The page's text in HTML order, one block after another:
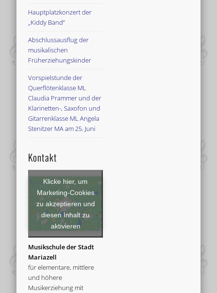
Hauptplatzkonzert der
„Kiddy Band“
Abschlussausflug der
musikalischen
Früherziehungskinder
Vorspielstunde der
Querflötenklasse ML
Claudia Prammer und der
Klarinetten-, Saxofon und
Gitarrenklasse ML Angela
Stenitzer MA am 25. Juni
Kontakt
Klicke hier, um
Marketing-Cookies
zu akzeptieren und
diesen Inhalt zu
aktivieren
Musikschule der Stadt
Mariazell
für elementare, mittlere
und höhere
Musikerziehung mit